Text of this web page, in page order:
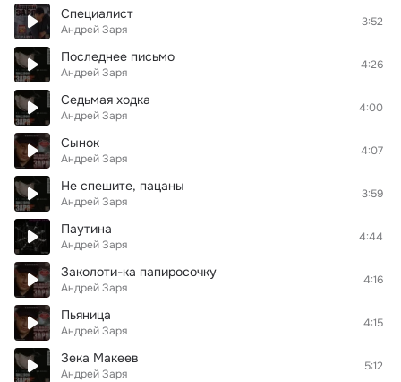
Специалист
Андрей Заря
3:52
Последнее письмо
Андрей Заря
4:26
Седьмая ходка
Андрей Заря
4:00
Сынок
Андрей Заря
4:07
Не спешите, пацаны
Андрей Заря
3:59
Паутина
Андрей Заря
4:44
Заколоти-ка папиросочку
Андрей Заря
4:16
Пьяница
Андрей Заря
4:15
Зека Макеев
Андрей Заря
5:12